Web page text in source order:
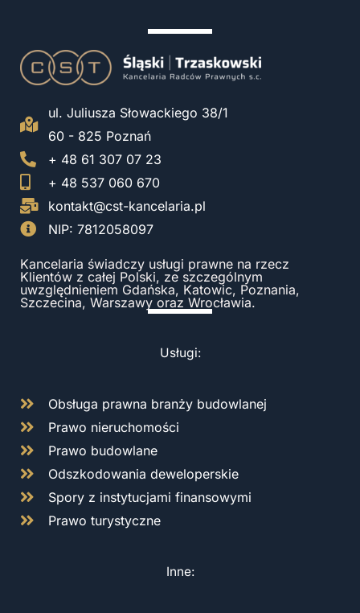
ul. Juliusza Słowackiego 38/1
60 - 825 Poznań
+ 48 61 307 07 23
+ 48 537 060 670
kontakt@cst-kancelaria.pl
NIP: 7812058097
Kancelaria świadczy usługi prawne na rzecz
Klientów z całej Polski, ze szczególnym
uwzględnieniem Gdańska, Katowic, Poznania,
Szczecina, Warszawy oraz Wrocławia.
Usługi:
Obsługa prawna branży budowlanej
Prawo nieruchomości
Prawo budowlane
Odszkodowania deweloperskie
Spory z instytucjami finansowymi
Prawo turystyczne
Inne: